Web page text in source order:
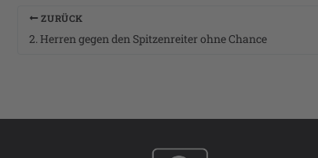
ZURÜCK
2. Herren gegen den Spitzenreiter ohne Chance